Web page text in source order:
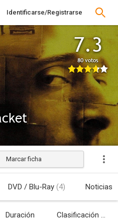
Identificarse/Registrarse
7.3
80 votos
Estrenada
Marcar ficha
DVD / Blu-Ray (4) Noticias
Duración Clasificación por edades